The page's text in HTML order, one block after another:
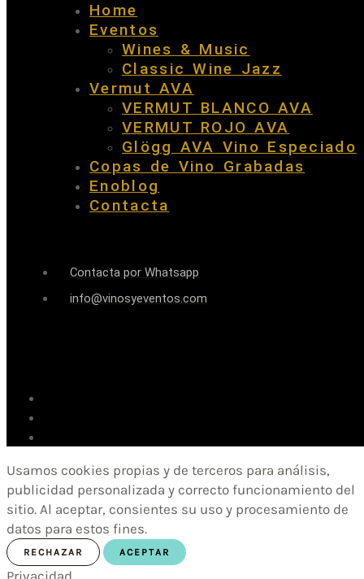
Home
Eventos
Wines & Music
Classic Wine Jazz
Vermut AVA
VERMUT BLANCO AVA
VERMUT ROJO AVA
Glögg AVA Vino Especiado
Copas de Vino Grabadas
Enoblog
Contacta
Contacta por Whatsapp
info@vinosyeventos.com
Usamos cookies propias y de terceros para análisis,
publicidad personalizada y correcto funcionamiento del
sitio. Al aceptar, consientes su uso y procesamiento de
datos para estos fines.
RECHAZAR ACEPTAR